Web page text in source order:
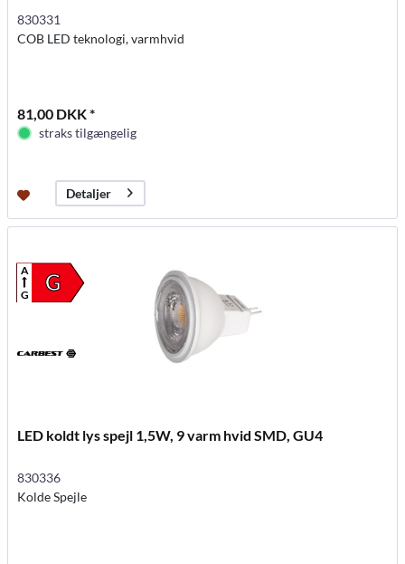
830331
COB LED teknologi, varmhvid
81,00 DKK *
straks tilgængelig
Detaljer
G
A
G
LED koldt lys spejl 1,5W, 9 varm hvid SMD, GU4
830336
Kolde Spejle